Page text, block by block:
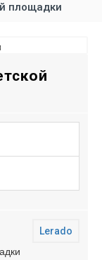
площадки
Lerado